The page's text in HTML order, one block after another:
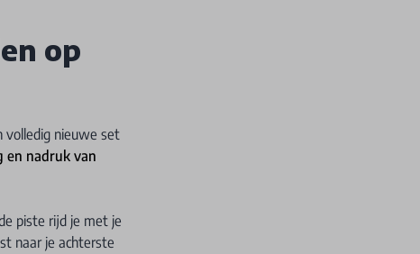
op
volledig nieuwe set
en nadruk van
piste rijd je met je
naar je achterste